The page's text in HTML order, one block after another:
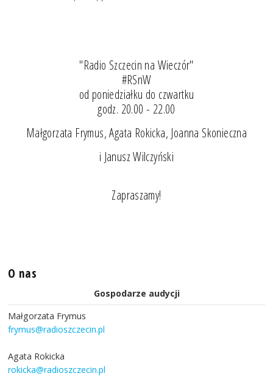
"Radio Szczecin na Wieczór"
#RSnW
od poniedziałku do czwartku
godz. 20.00 - 22.00
Małgorzata Frymus, Agata Rokicka, Joanna Skonieczna
i Janusz Wilczyński
Zapraszamy!
O nas
Gospodarze audycji
Małgorzata Frymus
frymus@radioszczecin.pl
Agata Rokicka
rokicka@radioszczecin.pl